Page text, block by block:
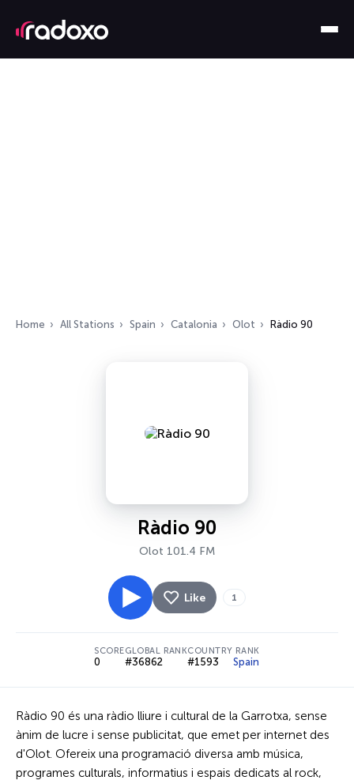
Home All Stations Spain Catalonia Olot Ràdio 90
Ràdio 90
Olot 101.4 FM
Like 1
SCORE
0
GLOBAL RANK
#36862
COUNTRY RANK
#1593 Spain
Ràdio 90 és una ràdio lliure i cultural de la Garrotxa, sense
ànim de lucre i sense publicitat, que emet per internet des
d'Olot. Ofereix una programació diversa amb música,
programes culturals, informatius i espais dedicats al rock,